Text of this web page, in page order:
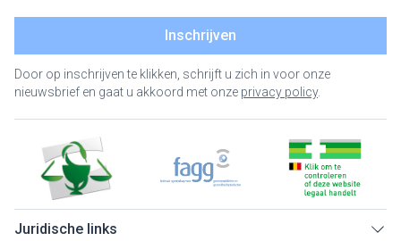
Inschrijven
Door op inschrijven te klikken, schrijft u zich in voor onze
nieuwsbrief en gaat u akkoord met onze privacy policy.
Juridische links